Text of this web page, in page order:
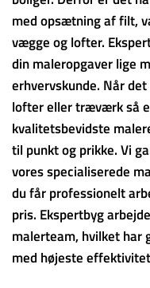
med opsætning af filt,
vægge og lofter.
din maleropgaver lige
erhvervskunde. Når
lofter eller træværk så
kvalitetsbevidste
til punkt og prikke. Vi
vores specialiserede
du får professionelt
pris. Ekspertbyg
malerteam, hvilket har
med højeste